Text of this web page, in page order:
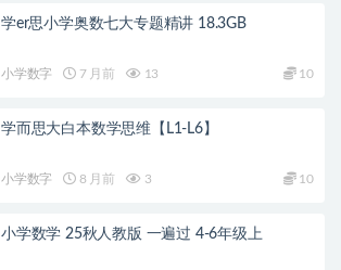
学er思小学奥数七大专题精讲 18.3GB
小学数字 7 月前 13 10
学而思大白本数学思维【L1-L6】
小学数字 8 月前 3 10
小学数学 25秋人教版 一遍过 4-6年级上